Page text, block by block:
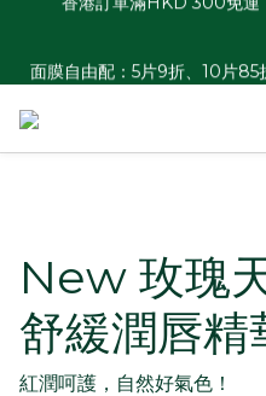
New 玫瑰
舒緩潤唇精
紅潤呵護，自然好氣色！